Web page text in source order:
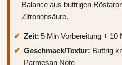
Balance aus buttrigen
Zitronensäure.
Zeit: 5 Min Vorbereitung + 10
Geschmack/Textur: Buttrig
Parmesan Note